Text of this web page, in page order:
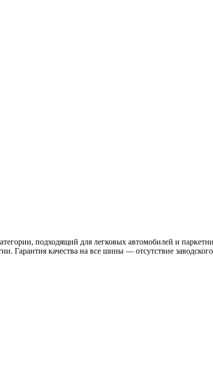
подходящий для легковых автомобилей и
качества на все шины — отсутствие